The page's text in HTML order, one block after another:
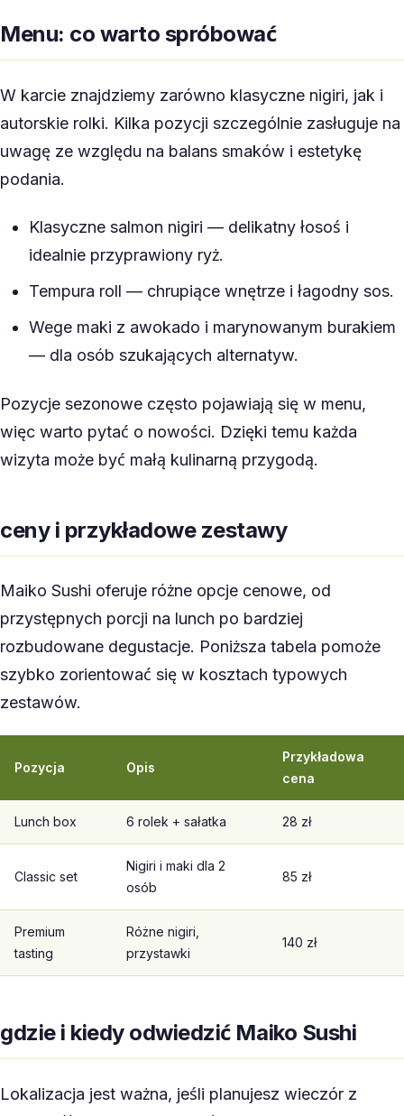
Menu: co warto spróbować
W karcie znajdziemy zarówno klasyczne nigiri, jak i
autorskie rolki. Kilka pozycji szczególnie zasługuje na
uwagę ze względu na balans smaków i estetykę
podania.
Klasyczne salmon nigiri — delikatny łosoś i
idealnie przyprawiony ryż.
Tempura roll — chrupiące wnętrze i łagodny sos.
Wege maki z awokado i marynowanym burakiem
— dla osób szukających alternatyw.
Pozycje sezonowe często pojawiają się w menu,
więc warto pytać o nowości. Dzięki temu każda
wizyta może być małą kulinarną przygodą.
ceny i przykładowe zestawy
Maiko Sushi oferuje różne opcje cenowe, od
przystępnych porcji na lunch po bardziej
rozbudowane degustacje. Poniższa tabela pomoże
szybko zorientować się w kosztach typowych
zestawów.
Pozycja Opis
Przykładowa
cena
Lunch box 6 rolek + sałatka 28 zł
Classic set
Nigiri i maki dla 2
osób
85 zł
Premium
tasting
Różne nigiri,
przystawki
140 zł
gdzie i kiedy odwiedzić Maiko Sushi
Lokalizacja jest ważna, jeśli planujesz wieczór z